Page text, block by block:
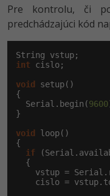
Pre kontrolu, či
predchádzajúci kód
int cislo;
void
setup()
{
  Serial.begin(
9600
}
void
loop()
{
if
  {
vstup =
cislo =